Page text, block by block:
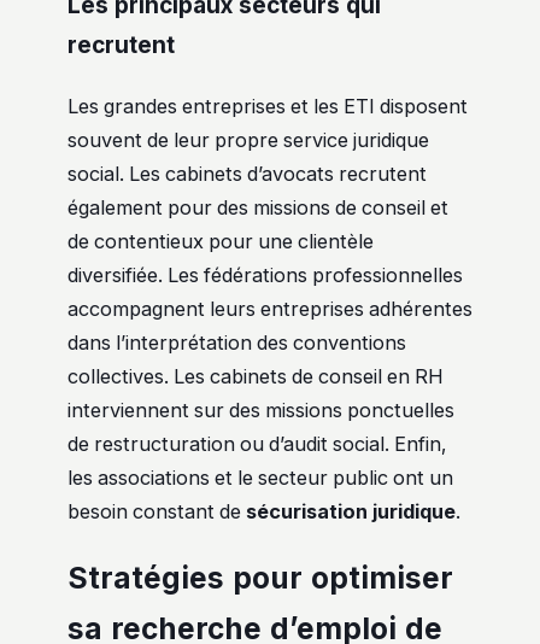
recrutent
Les grandes entreprises et les ETI disposent
souvent de leur propre service juridique
social. Les cabinets d’avocats recrutent
également pour des missions de conseil et
de contentieux pour une clientèle
diversifiée. Les fédérations professionnelles
accompagnent leurs entreprises adhérentes
dans l’interprétation des conventions
collectives. Les cabinets de conseil en RH
interviennent sur des missions ponctuelles
de restructuration ou d’audit social. Enfin,
les associations et le secteur public ont un
besoin constant de sécurisation juridique.
Stratégies pour optimiser
sa recherche d’emploi de